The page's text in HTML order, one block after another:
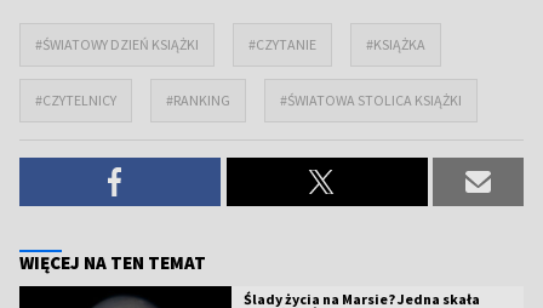
#ŚWIATOWY DZIEŃ KSIĄŻKI #CZYTANIE #KSIĄŻKA
#CZYTELNICY #RANKING #ŚWIATOWA STOLICA KSIĄŻKI
WIĘCEJ NA TEN TEMAT
Ślady życia na Marsie? Jedna skała